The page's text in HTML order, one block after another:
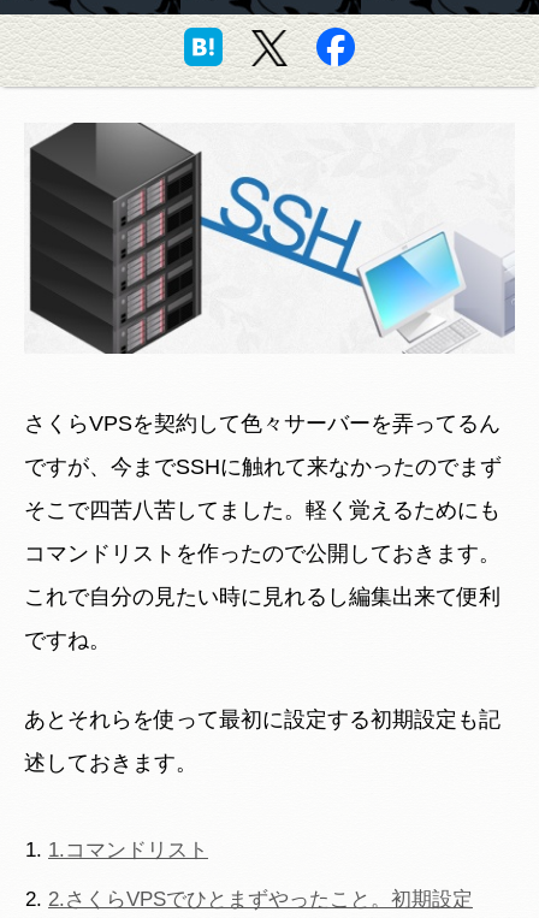
さくらVPSを契約して色々サーバーを弄ってるん
ですが、今までSSHに触れて来なかったのでまず
そこで四苦八苦してました。軽く覚えるためにも
コマンドリストを作ったので公開しておきます。
これで自分の見たい時に見れるし編集出来て便利
ですね。
あとそれらを使って最初に設定する初期設定も記
述しておきます。
1.コマンドリスト
2.さくらVPSでひとまずやったこと。初期設定